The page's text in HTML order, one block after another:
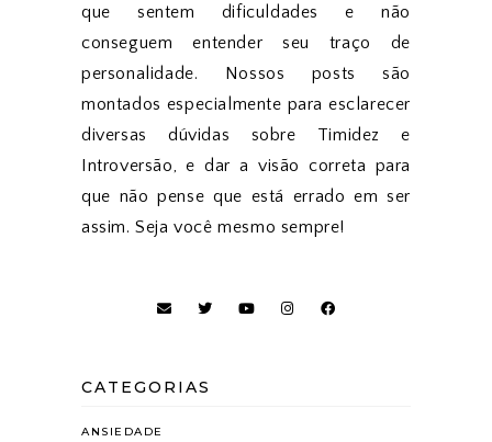
que sentem dificuldades e não
conseguem entender seu traço de
personalidade. Nossos posts são
montados especialmente para esclarecer
diversas dúvidas sobre Timidez e
Introversão, e dar a visão correta para
que não pense que está errado em ser
assim. Seja você mesmo sempre!
CATEGORIAS
ANSIEDADE